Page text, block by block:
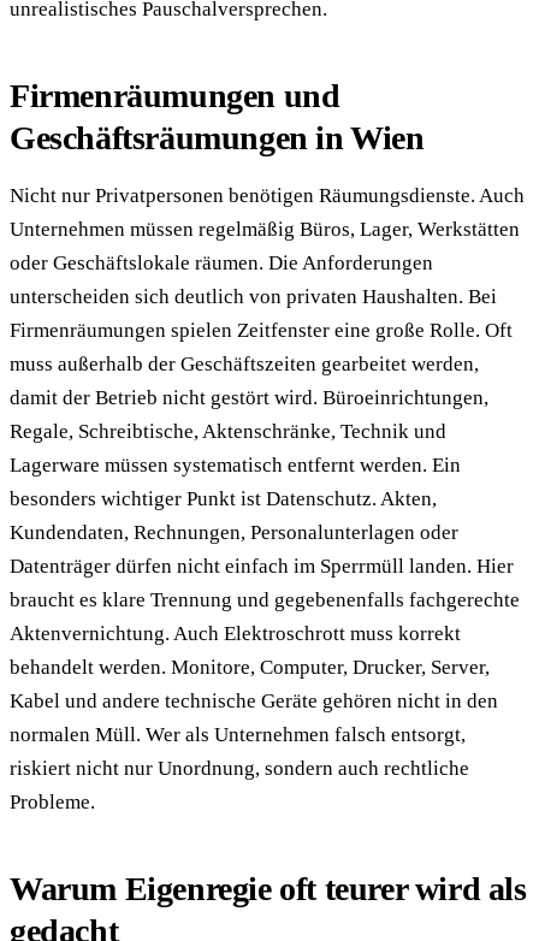
unrealistisches Pauschalversprechen.
Firmenräumungen und
Geschäftsräumungen in Wien
Nicht nur Privatpersonen benötigen Räumungsdienste. Auch
Unternehmen müssen regelmäßig Büros, Lager, Werkstätten
oder Geschäftslokale räumen. Die Anforderungen
unterscheiden sich deutlich von privaten Haushalten. Bei
Firmenräumungen spielen Zeitfenster eine große Rolle. Oft
muss außerhalb der Geschäftszeiten gearbeitet werden,
damit der Betrieb nicht gestört wird. Büroeinrichtungen,
Regale, Schreibtische, Aktenschränke, Technik und
Lagerware müssen systematisch entfernt werden. Ein
besonders wichtiger Punkt ist Datenschutz. Akten,
Kundendaten, Rechnungen, Personalunterlagen oder
Datenträger dürfen nicht einfach im Sperrmüll landen. Hier
braucht es klare Trennung und gegebenenfalls fachgerechte
Aktenvernichtung. Auch Elektroschrott muss korrekt
behandelt werden. Monitore, Computer, Drucker, Server,
Kabel und andere technische Geräte gehören nicht in den
normalen Müll. Wer als Unternehmen falsch entsorgt,
riskiert nicht nur Unordnung, sondern auch rechtliche
Probleme.
Warum Eigenregie oft teurer wird als
gedacht